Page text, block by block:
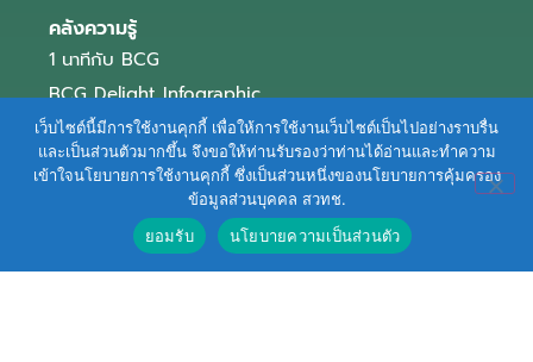
คลังความรู้
1 นาทีกับ BCG
BCG Delight Infographic
สื่อประชาสัมพันธ์
e-Book Series
ตัวอย่างธุรกิจ BCG
ข่าวและบทความ
เว็บไซต์นี้มีการใช้งานคุกกี้ เพื่อให้การใช้งานเว็บไซต์เป็นไปอย่างราบรื่น
และเป็นส่วนตัวมากขึ้น จึงขอให้ท่านรับรองว่าท่านได้อ่านและทำความ
เข้าใจนโยบายการใช้งานคุกกี้ ซึ่งเป็นส่วนหนึ่งของนโยบายการคุ้มครอง
ข้อมูลส่วนบุคคล สวทช.
ยอมรับ
นโยบายความเป็นส่วนตัว